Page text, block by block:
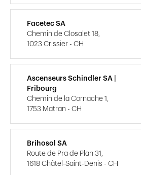
Facetec SA
Chemin de Closalet 18,
1023 Crissier - CH
Ascenseurs Schindler SA |
Fribourg
Chemin de la Cornache 1,
1753 Matran - CH
Brihosol SA
Route de Pra de Plan 31,
1618 Châtel-Saint-Denis - CH